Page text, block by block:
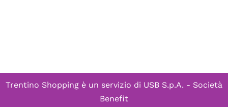
Trentino Shopping è un servizio di USB S.p.A. - Società
Benefit